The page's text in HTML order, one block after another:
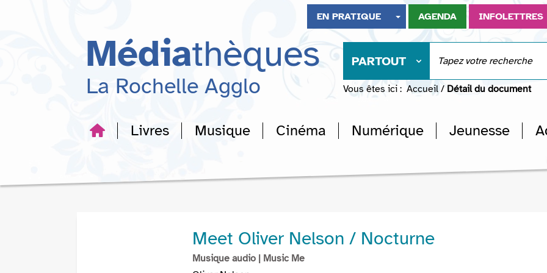
recherche
EN PRATIQUE AGENDA INFOLETTRES
Médiathèques
La Rochelle Agglo
PARTOUT
Vous êtes ici : Accueil / Détail du document
Livres Musique Cinéma Numérique Jeunesse
Meet Oliver Nelson / Nocturne
Musique audio | Music Me